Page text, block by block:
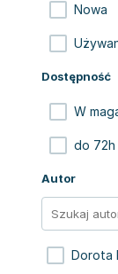
Nowa
Dostępność
W
do 72h
Autor
Dorota